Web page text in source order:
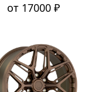
от 17000 ₽